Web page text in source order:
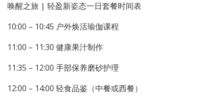
唤醒之旅 | 轻盈新姿态一日套餐时间表
10:00 – 10:45 户外焕活瑜伽课程
11:00 – 11:30 健康果汁制作
11:35 – 12:00 手部保养磨砂护理
12:00 – 14:00 轻食品鉴（中餐或西餐）